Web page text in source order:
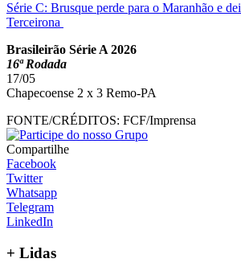
Série C: Brusque perde para o Maranhão e
Terceirona
Brasileirão Série A 2026
16ª Rodada
17/05
Chapecoense 2 x 3 Remo-PA
FONTE/CRÉDITOS: FCF/Imprensa
Compartilhe
Facebook
Twitter
Whatsapp
Telegram
LinkedIn
+ Lidas